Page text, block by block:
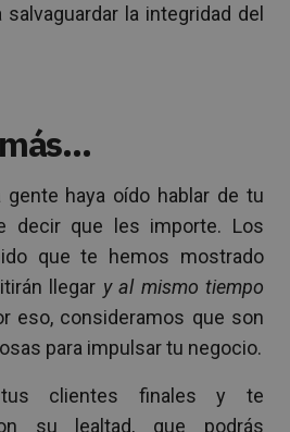
la integridad del
gente haya oído hablar de tu
decir que les importe. Los
que te hemos mostrado
llegar y al mismo tiempo
eso, consideramos que son
para impulsar tu negocio.
clientes finales y te
su lealtad, que podrás